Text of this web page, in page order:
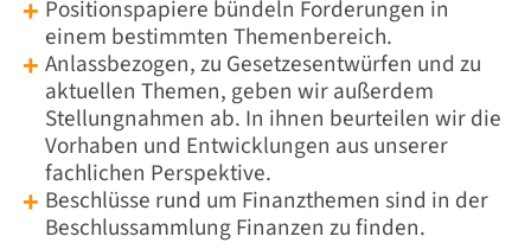
Positionspapiere bündeln Forderungen in
einem bestimmten Themenbereich.
Anlassbezogen, zu Gesetzesentwürfen und zu
aktuellen Themen, geben wir außerdem
Stellungnahmen ab. In ihnen beurteilen wir die
Vorhaben und Entwicklungen aus unserer
fachlichen Perspektive.
Beschlüsse rund um Finanzthemen sind in der
Beschlussammlung Finanzen zu finden.